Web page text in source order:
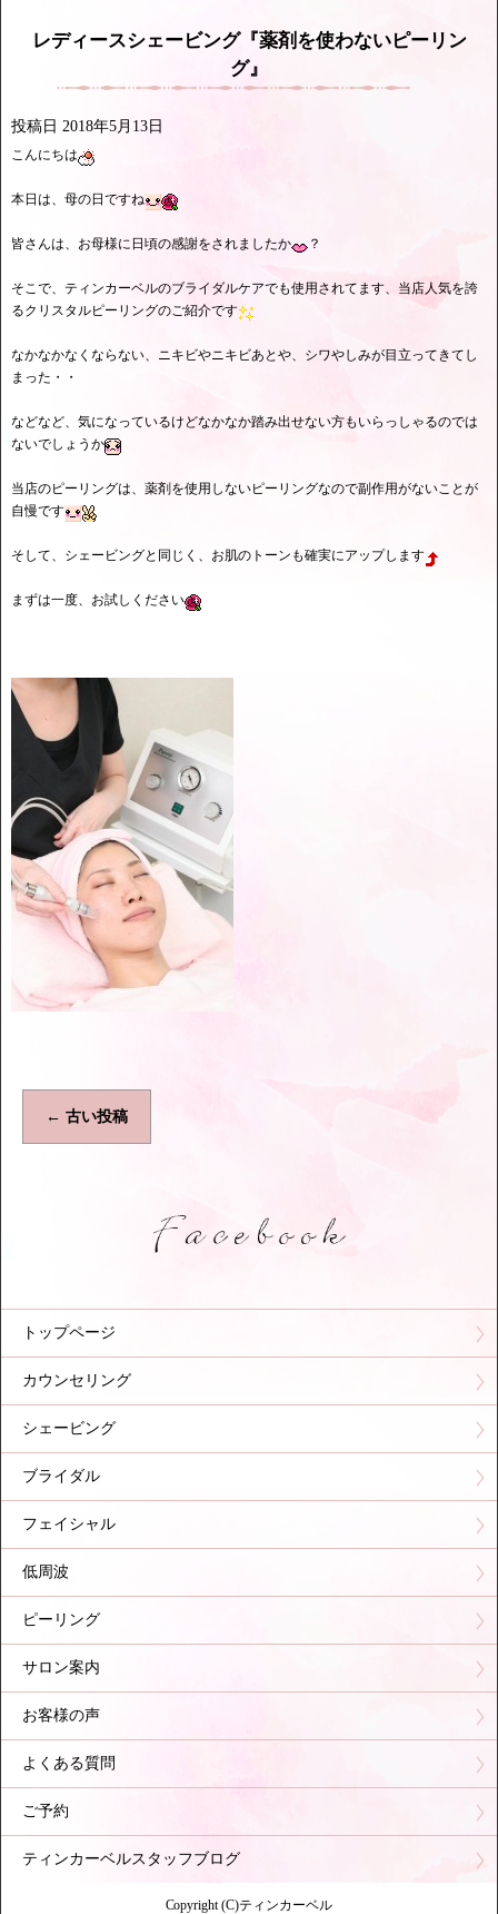
レディースシェービング『薬剤を使わないピーリン
グ』
投稿日 2018年5月13日
こんにちは
本日は、母の日ですね
皆さんは、お母様に日頃の感謝をされましたか ？
そこで、ティンカーベルのブライダルケアでも使用されてます、当店人気を誇
るクリスタルピーリングのご紹介です
なかなかなくならない、ニキビやニキビあとや、シワやしみが目立ってきてし
まった・・
などなど、気になっているけどなかなか踏み出せない方もいらっしゃるのでは
ないでしょうか
当店のピーリングは、薬剤を使用しないピーリングなので副作用がないことが
自慢です
そして、シェービングと同じく、お肌のトーンも確実にアップします
まずは一度、お試しください
← 古い投稿
トップページ
カウンセリング
シェービング
ブライダル
フェイシャル
低周波
ピーリング
サロン案内
お客様の声
よくある質問
ご予約
ティンカーベルスタッフブログ
Copyright (C)ティンカーベル